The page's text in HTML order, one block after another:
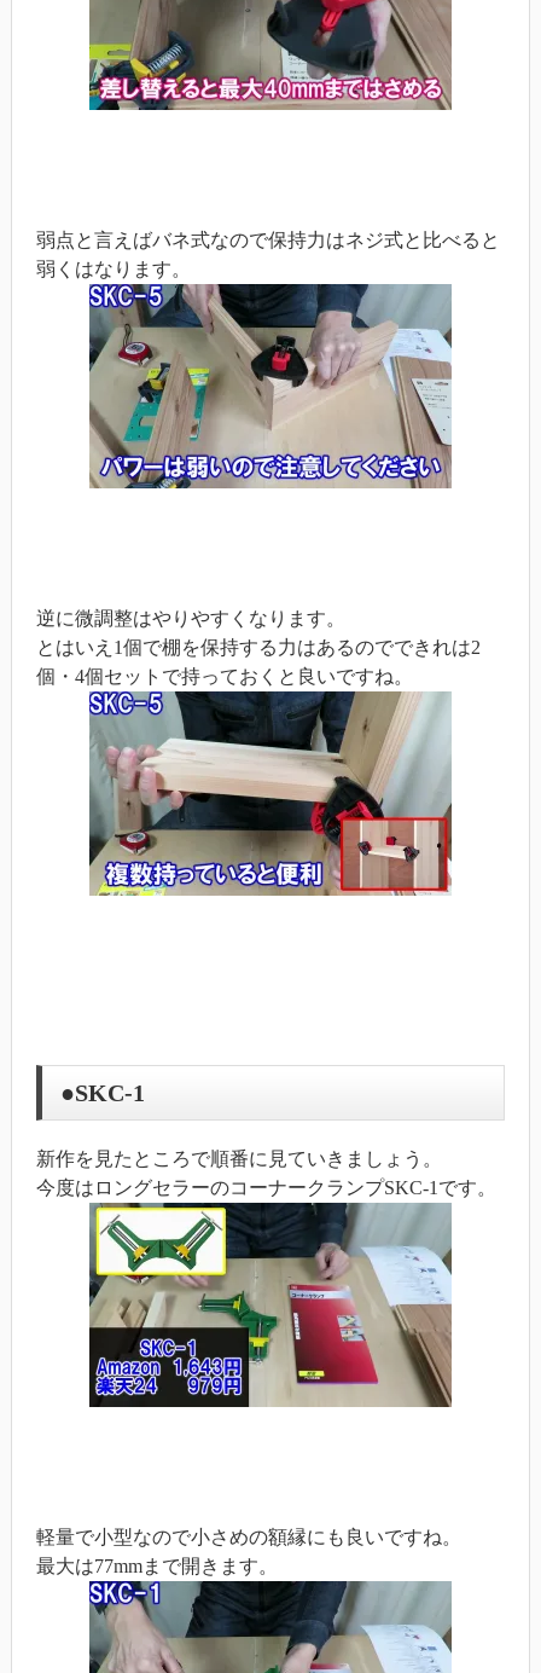
弱点と言えばバネ式なので保持力はネジ式と比べると
弱くはなります。
逆に微調整はやりやすくなります。
とはいえ1個で棚を保持する力はあるのでできれは2
個・4個セットで持っておくと良いですね。
●SKC-1
新作を見たところで順番に見ていきましょう。
今度はロングセラーのコーナークランプSKC-1です。
軽量で小型なので小さめの額縁にも良いですね。
最大は77mmまで開きます。